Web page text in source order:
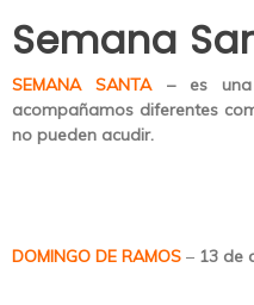
Semana
SEMANA SANTA – es una
acompañamos diferentes
no pueden acudir.
DOMINGO DE RAMOS – 13 de